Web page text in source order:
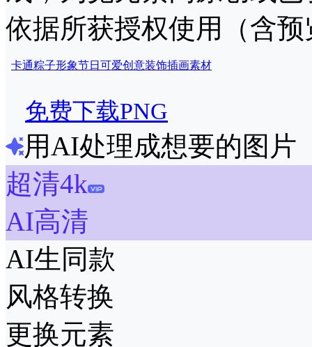
依据所获授权使用（含
卡通粽子形象节日 可爱创意装饰插画素材
免费下载PNG
用AI处理成想要的图片
超清4k
AI高清
AI生同款
风格转换
更换元素